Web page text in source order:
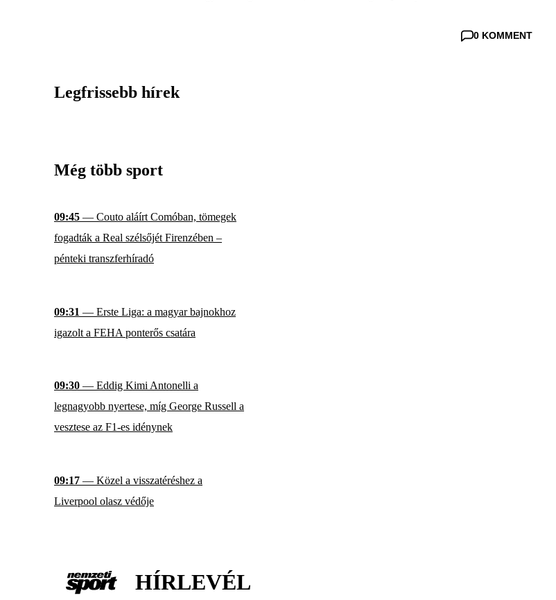
0 KOMMENT
Legfrissebb hírek
Még több sport
09:45 — Couto aláírt Comóban, tömegek
fogadták a Real szélsőjét Firenzében –
pénteki transzferhíradó
09:31 — Erste Liga: a magyar bajnokhoz
igazolt a FEHA ponterős csatára
09:30 — Eddig Kimi Antonelli a
legnagyobb nyertese, míg George Russell a
vesztese az F1-es idénynek
09:17 — Közel a visszatéréshez a
Liverpool olasz védője
HÍRLEVÉL